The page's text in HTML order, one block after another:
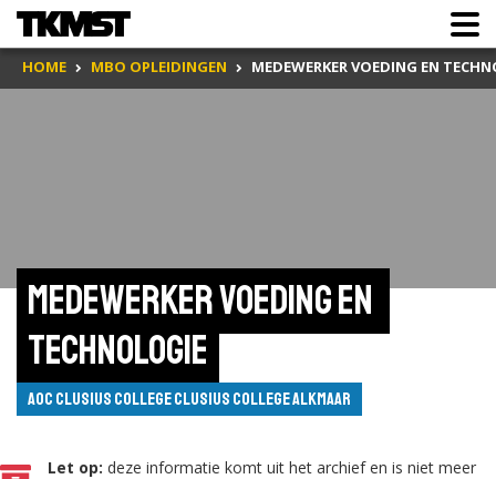
HOME MBO OPLEIDINGEN MEDEWERKER VOEDING EN
Medewerker voeding en
technologie
AOC Clusius College Clusius College Alkmaar
Let op: deze informatie komt uit het archief en is niet meer